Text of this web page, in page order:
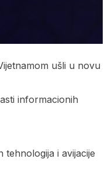
ušli u novu
informacionih
i avijacije